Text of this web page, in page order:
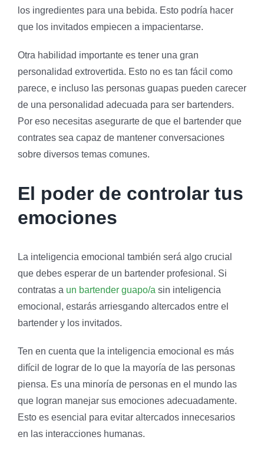
los ingredientes para una bebida. Esto podría hacer
que los invitados empiecen a impacientarse.
Otra habilidad importante es tener una gran
personalidad extrovertida. Esto no es tan fácil como
parece, e incluso las personas guapas pueden carecer
de una personalidad adecuada para ser bartenders.
Por eso necesitas asegurarte de que el bartender que
contrates sea capaz de mantener conversaciones
sobre diversos temas comunes.
El poder de controlar tus
emociones
La inteligencia emocional también será algo crucial
que debes esperar de un bartender profesional. Si
contratas a un bartender guapo/a sin inteligencia
emocional, estarás arriesgando altercados entre el
bartender y los invitados.
Ten en cuenta que la inteligencia emocional es más
difícil de lograr de lo que la mayoría de las personas
piensa. Es una minoría de personas en el mundo las
que logran manejar sus emociones adecuadamente.
Esto es esencial para evitar altercados innecesarios
en las interacciones humanas.